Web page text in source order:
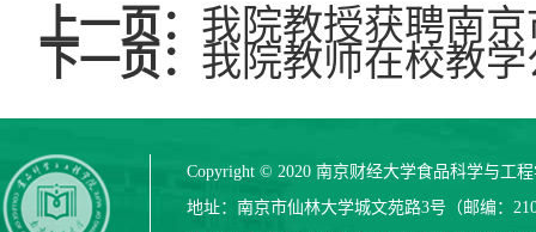
上一页： 我院教授获聘南
下一页： 我院教师在校教
Copyright © 2020 南京财经大学食品科学与工
地址：南京市仙林大学城文苑路3号（邮编：